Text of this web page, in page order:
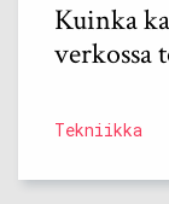
Kuinka
verkossa
Tekniikka